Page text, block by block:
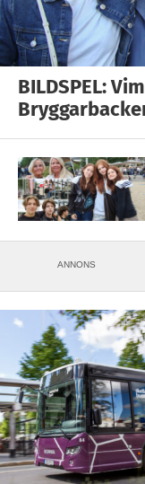
BILDSPEL:
ANNONS